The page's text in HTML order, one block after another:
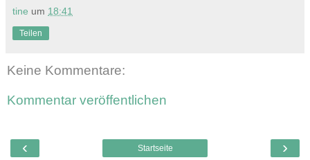
tine um 18:41
Teilen
Keine Kommentare:
Kommentar veröffentlichen
‹ ›
Startseite